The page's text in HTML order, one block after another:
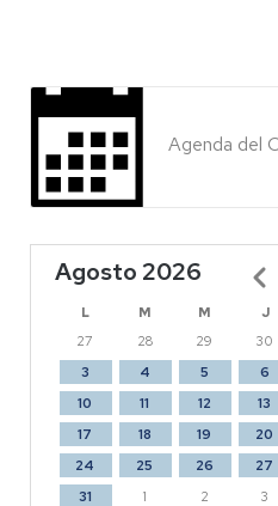
Agenda del
Agosto 2026
L M M J
27
28 29 30
3
4 5 6
10
11 12 13
17
18 19 20
24
25 26 27
31
1 2 3